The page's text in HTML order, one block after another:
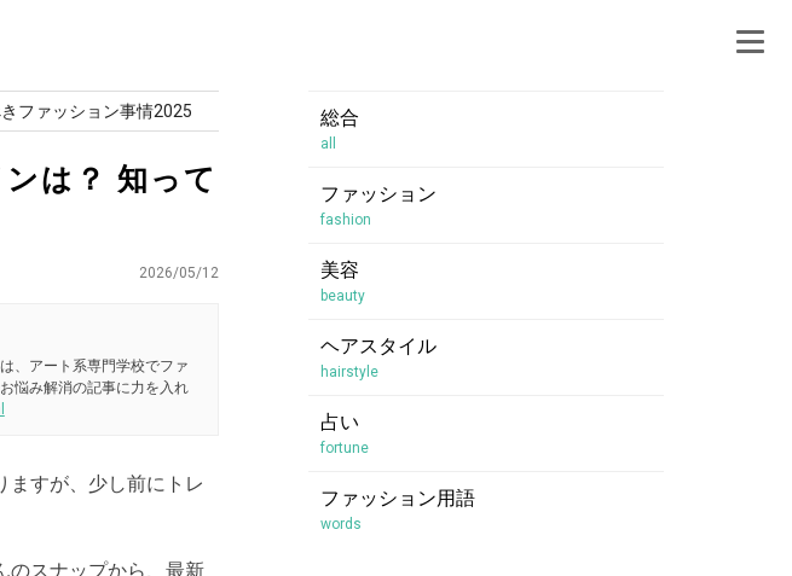
ファッション事情2025
は？ 知って
2026/05/12
、アート系専門学校でファ
悩み解消の記事に力を入れ
ますが、少し前にトレ
のスナップから、最新
総合
all
ファッション
fashion
美容
beauty
ヘアスタイル
hairstyle
占い
fortune
ファッション用語
words